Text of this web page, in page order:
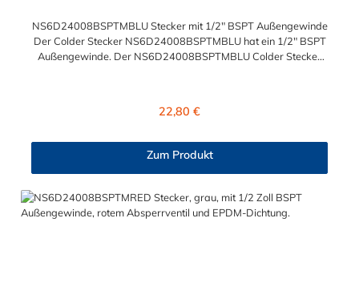
NS6D24008BSPTMBLU Stecker mit 1/2" BSPT Außengewinde
Der Colder Stecker NS6D24008BSPTMBLU hat ein 1/2" BSPT
Außengewinde. Der NS6D24008BSPTMBLU Colder Stecker
Colder Stecker mit allen Kupplungen der CPC NS6-Serie
kombinieren.
Regulärer Preis:
22,80 €
Zum Produkt